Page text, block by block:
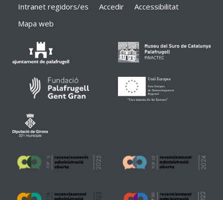
Intranet regidors/es
Accedir
Accessibilitat
Mapa web